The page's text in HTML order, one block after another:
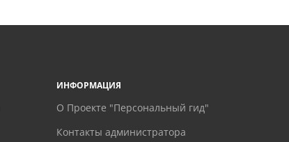
ИНФОРМАЦИЯ
О Проекте "Персональный гид"
Контакты администратора